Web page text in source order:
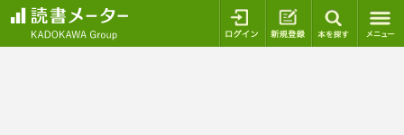
ログイン 新規登録